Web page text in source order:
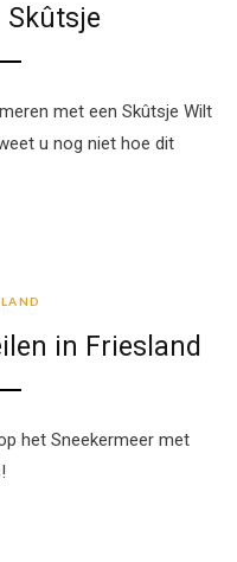
Skûtsje
met een Skûtsje Wilt
u nog niet hoe dit
in Friesland
het Sneekermeer met